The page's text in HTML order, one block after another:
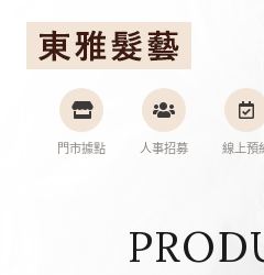
門市據點 人事招募 線上預